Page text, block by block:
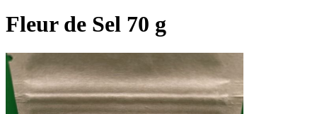
Fleur de Sel 70 g